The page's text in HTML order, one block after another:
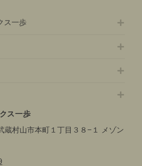
ス一歩
ス一歩
蔵村山市本町１丁目３８−１ メゾン